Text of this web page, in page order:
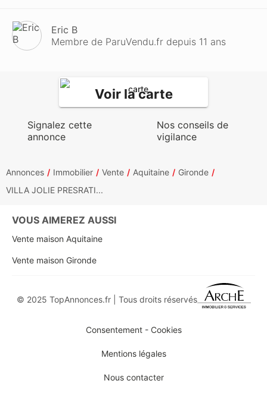
Eric B
Membre de ParuVendu.fr depuis 11 ans
Voir la carte
Signalez cette
annonce
Nos conseils de
vigilance
Annonces Immobilier Vente Aquitaine
Gironde
VILLA JOLIE PRESRATI...
VOUS AIMEREZ AUSSI
Vente maison Aquitaine
Vente maison Gironde
© 2025 TopAnnonces.fr | Tous droits réservés
Consentement - Cookies
Mentions légales
Nous contacter